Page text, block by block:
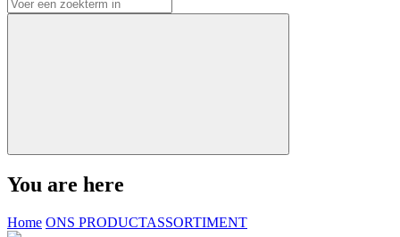
You are here
Home ONS PRODUCTASSORTIMENT